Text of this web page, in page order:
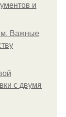
и
м. Важные
с двумя